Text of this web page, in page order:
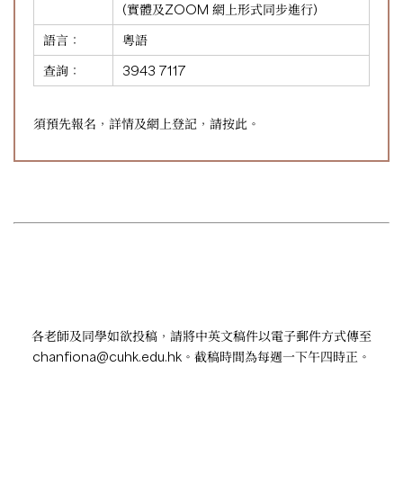
(實體及ZOOM 網上形式同步進行)
語言：
粵語
查詢：
3943 7117
須預先報名，詳情及網上登記，請按此 。
各老師及同學如欲投稿，請將中英文稿件以電子郵件方式傳至
chanfiona@cuhk.edu.hk 。截稿時間為每週一下午四時正。